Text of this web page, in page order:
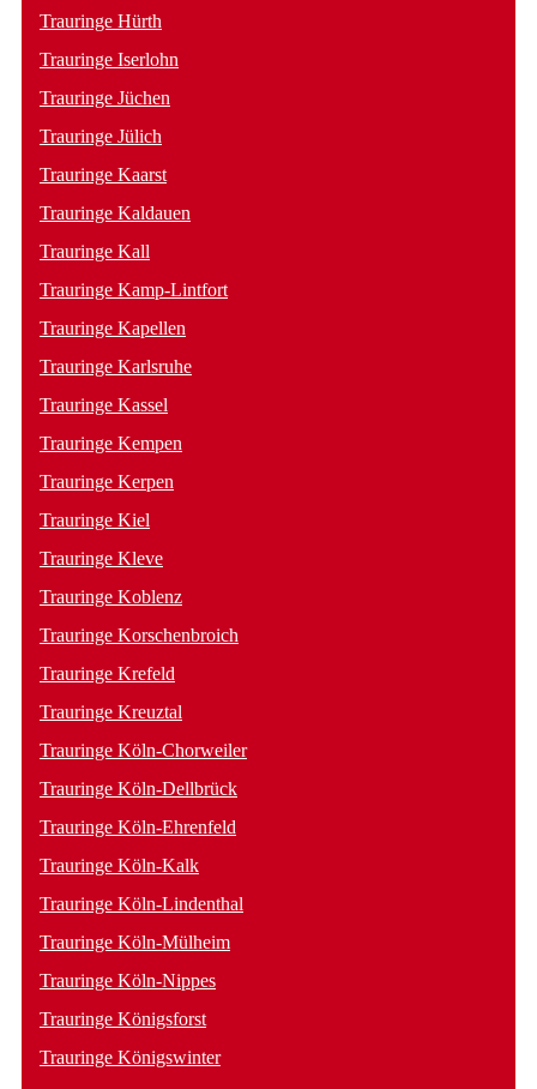
Trauringe Hürth
Trauringe Iserlohn
Trauringe Jüchen
Trauringe Jülich
Trauringe Kaarst
Trauringe Kaldauen
Trauringe Kall
Trauringe Kamp-Lintfort
Trauringe Kapellen
Trauringe Karlsruhe
Trauringe Kassel
Trauringe Kempen
Trauringe Kerpen
Trauringe Kiel
Trauringe Kleve
Trauringe Koblenz
Trauringe Korschenbroich
Trauringe Krefeld
Trauringe Kreuztal
Trauringe Köln-Chorweiler
Trauringe Köln-Dellbrück
Trauringe Köln-Ehrenfeld
Trauringe Köln-Kalk
Trauringe Köln-Lindenthal
Trauringe Köln-Mülheim
Trauringe Köln-Nippes
Trauringe Königsforst
Trauringe Königswinter